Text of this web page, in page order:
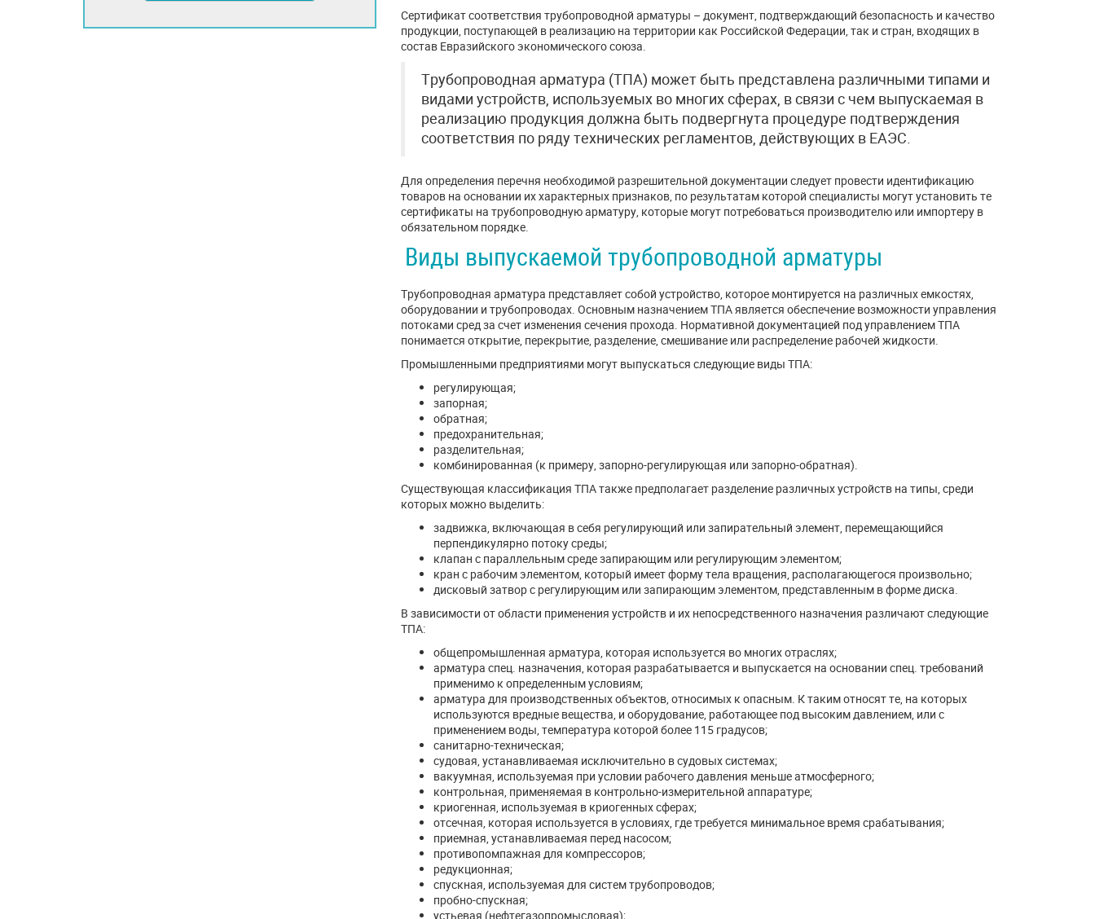
Сертификат соответствия трубопроводной арматуры – документ, подтверждающий безопасность и качество
продукции, поступающей в реализацию на территории как Российской Федерации, так и стран, входящих в
состав Евразийского экономического союза.
Трубопроводная арматура (ТПА) может быть представлена различными типами и
видами устройств, используемых во многих сферах, в связи с чем выпускаемая в
реализацию продукция должна быть подвергнута процедуре подтверждения
соответствия по ряду технических регламентов, действующих в ЕАЭС.
Для определения перечня необходимой разрешительной документации следует провести идентификацию
товаров на основании их характерных признаков, по результатам которой специалисты могут установить те
сертификаты на трубопроводную арматуру, которые могут потребоваться производителю или импортеру в
обязательном порядке.
Виды выпускаемой трубопроводной арматуры
Трубопроводная арматура представляет собой устройство, которое монтируется на различных емкостях,
оборудовании и трубопроводах. Основным назначением ТПА является обеспечение возможности управления
потоками сред за счет изменения сечения прохода. Нормативной документацией под управлением ТПА
понимается открытие, перекрытие, разделение, смешивание или распределение рабочей жидкости.
Промышленными предприятиями могут выпускаться следующие виды ТПА:
регулирующая;
запорная;
обратная;
предохранительная;
разделительная;
комбинированная (к примеру, запорно-регулирующая или запорно-обратная).
Существующая классификация ТПА также предполагает разделение различных устройств на типы, среди
которых можно выделить:
задвижка, включающая в себя регулирующий или запирательный элемент, перемещающийся
перпендикулярно потоку среды;
клапан с параллельным среде запирающим или регулирующим элементом;
кран с рабочим элементом, который имеет форму тела вращения, располагающегося произвольно;
дисковый затвор с регулирующим или запирающим элементом, представленным в форме диска.
В зависимости от области применения устройств и их непосредственного назначения различают следующие
ТПА:
общепромышленная арматура, которая используется во многих отраслях;
арматура спец. назначения, которая разрабатывается и выпускается на основании спец. требований
применимо к определенным условиям;
арматура для производственных объектов, относимых к опасным. К таким относят те, на которых
используются вредные вещества, и оборудование, работающее под высоким давлением, или с
применением воды, температура которой более 115 градусов;
санитарно-техническая;
судовая, устанавливаемая исключительно в судовых системах;
вакуумная, используемая при условии рабочего давления меньше атмосферного;
контрольная, применяемая в контрольно-измерительной аппаратуре;
криогенная, используемая в криогенных сферах;
отсечная, которая используется в условиях, где требуется минимальное время срабатывания;
приемная, устанавливаемая перед насосом;
противопомпажная для компрессоров;
редукционная;
спускная, используемая для систем трубопроводов;
пробно-спускная;
устьевая (нефтегазопромысловая);